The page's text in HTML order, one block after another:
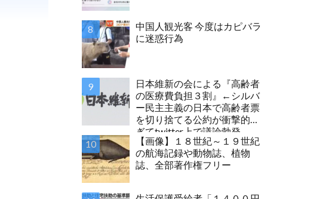
中国人観光客 今度はカピバラ
に迷惑行為
日本維新の会による『高齢者
の医療費負担３割』←シルバ
ー民主主義の日本で高齢者票
を切り捨てる公約が衝撃的す
ぎてtwitter上で議論勃発
【画像】１８世紀～１９世紀
の航海記録や動物誌、植物
誌、全部著作権フリー